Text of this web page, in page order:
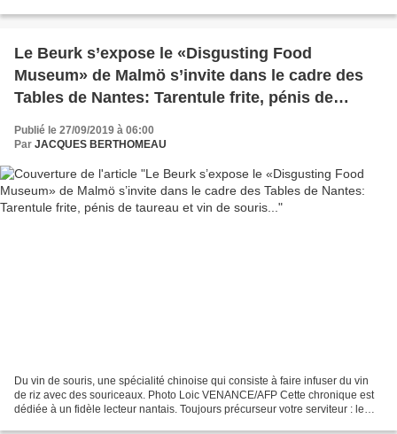
Le Beurk s’expose le «Disgusting Food
Museum» de Malmö s’invite dans le cadre des
Tables de Nantes: Tarentule frite, pénis de
Publié le 27/09/2019 à 06:00
Par JACQUES BERTHOMEAU
Du vin de souris, une spécialité chinoise qui consiste à faire infuser du vin
de riz avec des souriceaux. Photo Loic VENANCE/AFP Cette chronique est
dédiée à un fidèle lecteur nantais. Toujours précurseur votre serviteur : le